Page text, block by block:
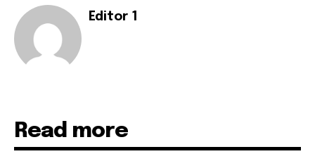
Editor 1
Read more